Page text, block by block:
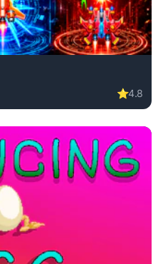
⭐4.8
free. arcade game, no